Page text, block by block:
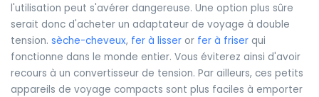
l'utilisation peut s'avérer dangereuse. Une option plus sûre
serait donc d'acheter un adaptateur de voyage à double
tension. sèche-cheveux, fer à lisser or fer à friser qui
fonctionne dans le monde entier. Vous éviterez ainsi d'avoir
recours à un convertisseur de tension. Par ailleurs, ces petits
appareils de voyage compacts sont plus faciles à emporter